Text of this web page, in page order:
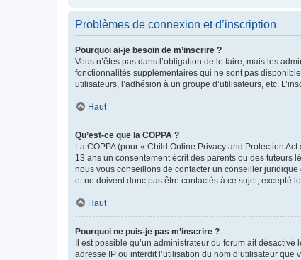
Problèmes de connexion et d’inscription
Pourquoi ai-je besoin de m’inscrire ?
Vous n’êtes pas dans l’obligation de le faire, mais les
fonctionnalités supplémentaires qui ne sont pas
utilisateurs, l’adhésion à un groupe d’utilisateurs, etc.
Haut
Qu’est-ce que la COPPA ?
La COPPA (pour « Child Online Privacy and Protection
13 ans un consentement écrit des parents ou des tuteurs
nous vous conseillons de contacter un conseiller
et ne doivent donc pas être contactés à ce sujet, excepté
Haut
Pourquoi ne puis-je pas m’inscrire ?
Il est possible qu’un administrateur du forum ait
adresse IP ou interdit l’utilisation du nom d’utilisateur